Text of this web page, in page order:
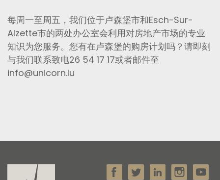
每周一至周五，我们位于卢森堡市和Esch-Sur-
Alzette市的两处办公室会利用对房地产市场的专业
知识为您服务。您有在卢森堡的购房计划吗？请即刻
与我们联系致电26 54 17 17或者邮件至
info@unicorn.lu